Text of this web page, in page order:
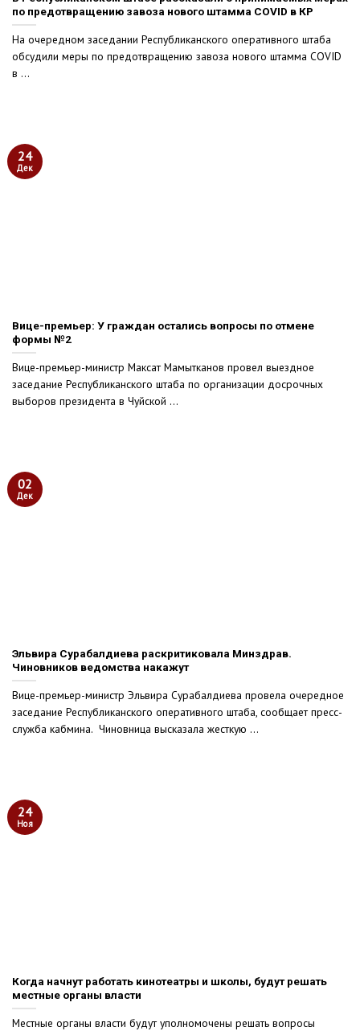
по предотвращению завоза нового штамма COVID в КР
На очередном заседании Республиканского оперативного штаба
обсудили меры по предотвращению завоза нового штамма COVID
в ...
Вице-премьер: У граждан остались вопросы по отмене
формы №2
Вице-премьер-министр Максат Мамытканов провел выездное
заседание Республиканского штаба по организации досрочных
выборов президента в Чуйской ...
24
Дек
Эльвира Сурабалдиева раскритиковала Минздрав.
Чиновников ведомства накажут
Вице-премьер-министр Эльвира Сурабалдиева провела очередное
заседание Республиканского оперативного штаба, сообщает пресс-
служба кабмина. Чиновница высказала жесткую ...
02
Дек
Когда начнут работать кинотеатры и школы, будут решать
местные органы власти
Местные органы власти будут уполномочены решать вопросы
24
Ноя